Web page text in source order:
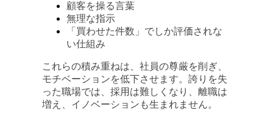
顧客を操る言葉
無理な指示
「買わせた件数」でしか評価されな
い仕組み
これらの積み重ねは、社員の尊厳を削ぎ、
モチベーションを低下させます。誇りを失
った職場では、採用は難しくなり、離職は
増え、イノベーションも生まれません。